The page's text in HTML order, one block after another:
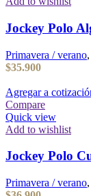
Jockey Polo
Primavera / verano,
$35.900
Agregar a
Compare
Quick view
Add to wishlist
Jockey Polo
Primavera / verano,